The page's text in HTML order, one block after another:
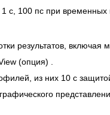
с, 100 пс при временных
результатов, включая
(опция) .
из них 10 с